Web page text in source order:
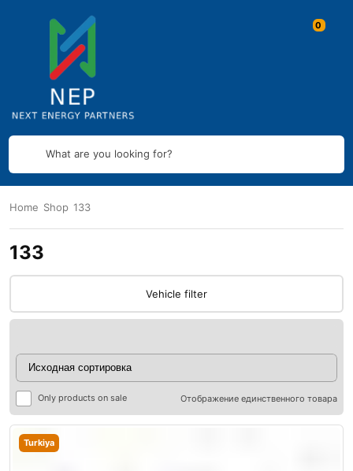
What are you looking for?
Home Shop 133
133
Vehicle filter
Only products on sale Отображение единственного товара
Turkiya